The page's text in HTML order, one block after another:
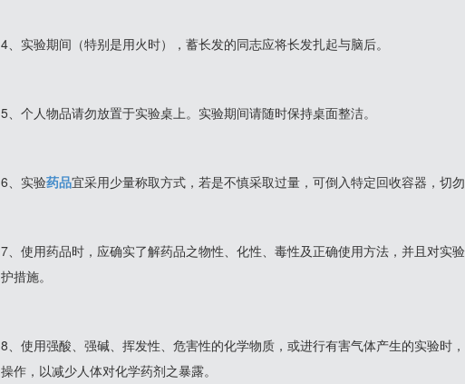
4、实验期间（特别是用火时），蓄长发的同志应将长发扎起与脑后。
5、个人物品请勿放置于实验桌上。实验期间请随时保持桌面整洁。
6、实验药品宜采用少量称取方式，若是不慎采取过量，可倒入特定回收容器，切
7、使用药品时，应确实了解药品之物性、化性、毒性及正确使用方法，并且对实
护措施。
8、使用强酸、强碱、挥发性、危害性的化学物质，或进行有害气体产生的实验时
操作，以减少人体对化学药剂之暴露。